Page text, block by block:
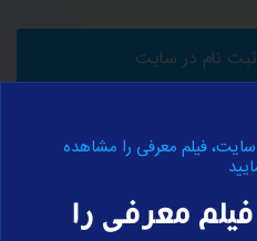
ثبت نام در سایت
کاربری
فیلم معرفی را مشاهده
معرفی را